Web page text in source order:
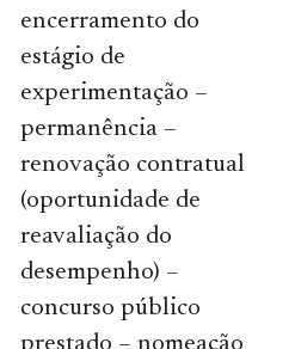
encerramento do
estágio de
experimentação –
permanência –
renovação contratual
(oportunidade de
reavaliação do
desempenho) –
concurso público